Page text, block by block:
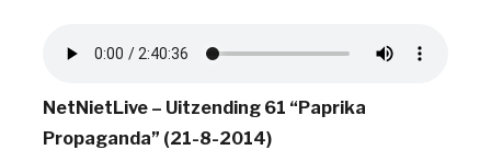
NetNietLive – Uitzending 61 “Paprika
Propaganda” (21-8-2014)